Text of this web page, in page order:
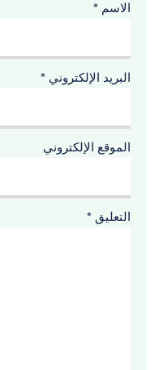
الاسم *
البريد الإلكتروني *
الموقع الإلكتروني
التعليق *